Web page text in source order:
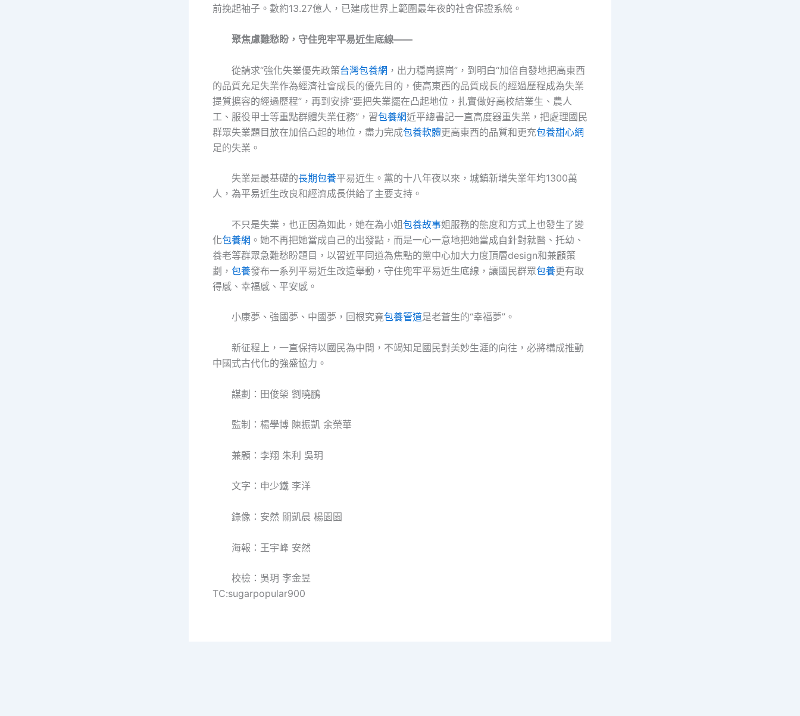
前挽起袖子。數約13.27億人，已建成世界上範圍最年夜的社會保證系統。
聚焦慮難愁盼，守住兜牢平易近生底線——
從請求“強化失業優先政策台灣包養網 ，出力穩崗擴崗”，到明白“加倍自發地把高東西
的品質充足失業作為經濟社會成長的優先目的，使高東西的品質成長的經過歷程成為失業
提質擴容的經過歷程”，再到安排“要把失業擺在凸起地位，扎實做好高校結業生、農人
工、服役甲士等重點群體失業任務”，習包養網近平總書記一直高度器重失業，把處理國民
群眾失業題目放在加倍凸起的地位，盡力完成包養軟體更高東西的品質和更充包養甜心網
足的失業。
失業是最基礎的長期包養平易近生。黨的十八年夜以來，城鎮新增失業年均1300萬
人，為平易近生改良和經濟成長供給了主要支持。
不只是失業，也正因為如此，她在為小姐包養故事姐服務的態度和方式上也發生了變
化包養網 。她不再把她當成自己的出發點，而是一心一意地把她當成自針對就醫、托幼、
養老等群眾急難愁盼題目，以習近平同道為焦點的黨中心加大力度頂層design和兼顧策
劃， 包養發布一系列平易近生改造舉動，守住兜牢平易近生底線，讓國民群眾包養更有取
得感、幸福感、平安感。
小康夢、強國夢、中國夢，回根究竟包養管道是老蒼生的“幸福夢”。
新征程上，一直保持以國民為中間，不竭知足國民對美妙生涯的向往，必將構成推動
中國式古代化的強盛協力。
謀劃：田俊榮 劉曉鵬
監制：楊學博 陳振凱 余榮華
兼顧：李翔 朱利 吳玥
文字：申少鐵 李洋
錄像：安然 關凱晨 楊園園
海報：王宇峰 安然
校檢：吳玥 李金昱
TC:sugarpopular900